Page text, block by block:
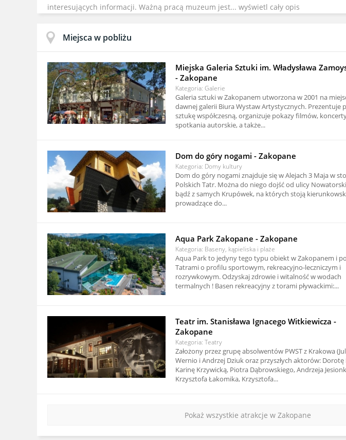
interesujących informacji. Ważną pracą muzeum jest... wyświetl cały opis
Miejsca w pobliżu
Miejska Galeria Sztuki im. Władysława
- Zakopane
Kategoria: Galerie
Galeria sztuki w Zakopanem utworzona w 2001 na
dawnej galerii Biura Wystaw Artystycznych. Prezentuje
sztukę współczesną, organizuje pokazy filmów,
spotkania autorskie, a także...
Dom do góry nogami - Zakopane
Kategoria: Domy kultury
Dom do góry nogami znajduje się w Alejach 3 Maja w
Polskich Tatr. Można do niego dojść od ulicy
bądź z samych Krupówek, na których stoją
prowadzące do...
Aqua Park Zakopane - Zakopane
Kategoria: Baseny, kąpieliska i plaże
Aqua Park to jedyny tego typu obiekt w Zakopanem i
Tatrami o profilu sportowym, rekreacyjno-leczniczym i
rozrywkowym. Odzyskaj zdrowie i witalność w wodach
termalnych ! Basen rekreacyjny z torami pływackimi:...
Teatr im. Stanisława Ignacego Witkiewicza -
Zakopane
Kategoria: Teatry
Założony przez grupę absolwentów PWST z Krakowa
Wernio i Andrzej Dziuk oraz przyszłych aktorów: Dorotę
Karinę Krzywicką, Piotra Dąbrowskiego, Andrzeja
Krzysztofa Łakomika, Krzysztofa...
Pokaż wszystkie atrakcje w Zakopane